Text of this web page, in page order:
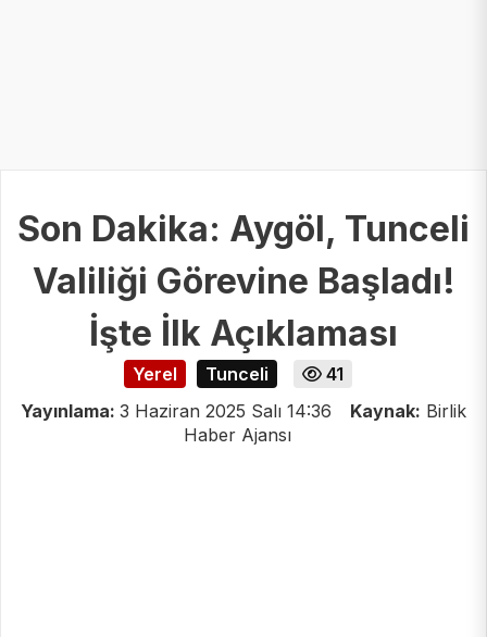
Son Dakika: Aygöl, Tunceli
Valiliği Görevine Başladı!
İşte İlk Açıklaması
Yerel Tunceli
41
Yayınlama: 3 Haziran 2025 Salı 14:36 Kaynak: Birlik
Haber Ajansı